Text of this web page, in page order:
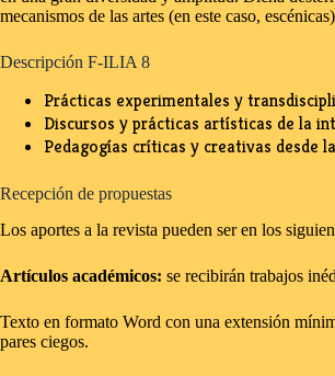
mecanismos de las artes (en este caso,
Descripción F-ILIA 8
Prácticas experimentales y
Discursos y prácticas artísticas de la
Pedagogías críticas y creativas desde
Recepción de propuestas
Los aportes a la revista pueden ser en los
Artículos académicos: se recibirán trabajos
Texto en formato Word con una extensión
pares ciegos.